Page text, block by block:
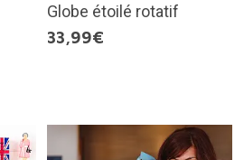
Globe étoilé rotatif
33,99€